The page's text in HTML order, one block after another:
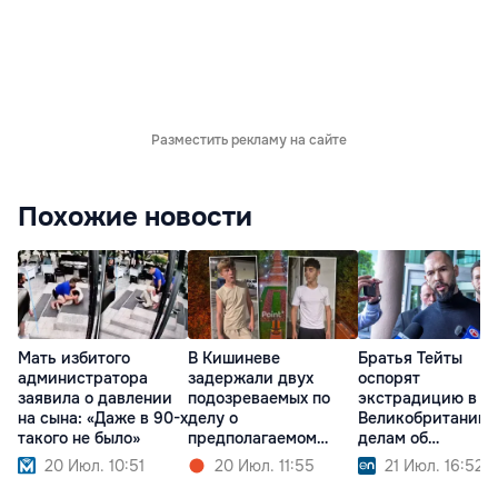
Разместить рекламу на сайте
Похожие новости
Мать избитого
администратора
заявила о давлении
на сына: «Даже в 90-х
такого не было»
20 Июл. 10:51
В Кишиневе
задержали двух
подозреваемых по
делу о
предполагаемом
изнасиловании
20 Июл. 11:55
Братья Тейты
оспорят
экстрадицию в
Великобританию
делам об
изнасилованиях
21 Июл. 16:52